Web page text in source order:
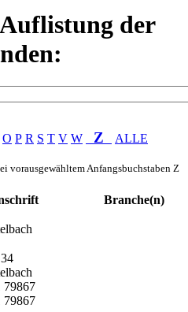
der
O P R S T V W Z ALLE
vorausgewähltem Anfangsbuchstaben Z
Branche(n)
79867
79867